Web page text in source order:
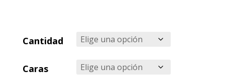
Cantidad
Caras